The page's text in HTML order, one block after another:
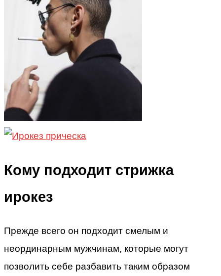
Кому подходит стрижка
ирокез
Прежде всего он подходит смелым и
неординарным мужчинам, которые могут
позволить себе разбавить таким образом